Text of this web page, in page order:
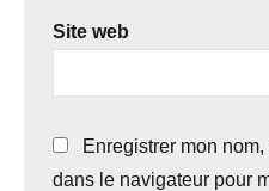
Site web
Enregistrer mon
dans le navigateur pour